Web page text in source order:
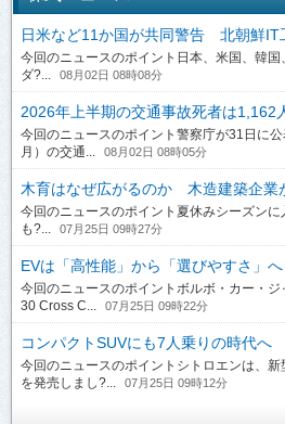
日米など11か国が共同警告 北朝鮮IT
今回のニュースのポイント日本、米国、韓
ダ?...
08月02日 08時08分
2026年上半期の交通事故死者は1,162
今回のニュースのポイント警察庁が31日に
月）の交通...
08月02日 08時05分
木育はなぜ広がるのか 木造建築企業
今回のニュースのポイント夏休みシーズンに
も?...
07月25日 09時27分
EVは「高性能」から「選びやすさ」
今回のニュースのポイントボルボ・カー・
30 Cross C...
07月25日 09時22分
コンパクトSUVにも7人乗りの時代へ
今回のニュースのポイントシトロエンは、新
を発売しまし?...
07月25日 09時12分